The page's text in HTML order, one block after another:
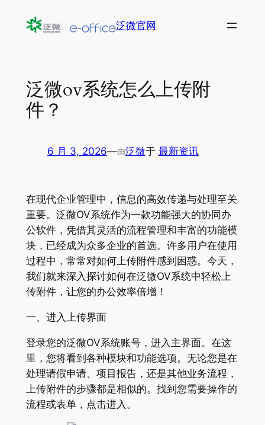
泛微官网
泛微ov系统怎么上传附
件？
6 月 3, 2026—由泛微于 最新资讯
在现代企业管理中，信息的高效传递与处理至关
重要。泛微OV系统作为一款功能强大的协同办
公软件，凭借其灵活的流程管理和丰富的功能模
块，已经成为众多企业的首选。许多用户在使用
过程中，常常对如何上传附件感到困惑。今天，
我们就来深入探讨如何在泛微OV系统中轻松上
传附件，让您的办公效率倍增！
一、进入上传界面
登录您的泛微OV系统账号，进入主界面。在这
里，您将看到各种模块和功能选项。无论您是在
处理请假申请、项目报告，还是其他业务流程，
上传附件的步骤都是相似的。找到您需要操作的
流程或表单，点击进入。